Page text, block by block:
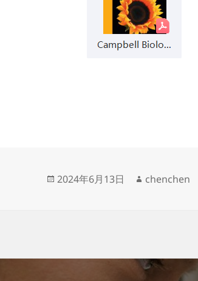
发
2024年6月13日
作
chenchen